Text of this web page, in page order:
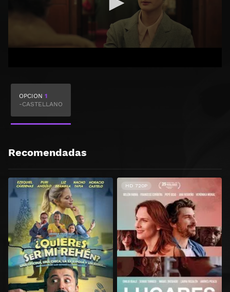
OPCION 1
-CASTELLANO
Recomendadas
HD 720P